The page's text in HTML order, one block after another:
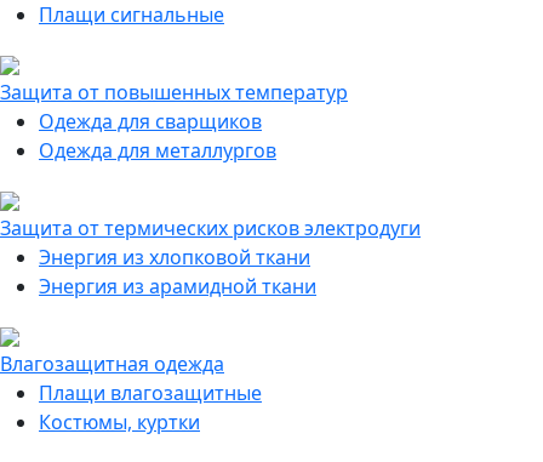
Плащи сигнальные
Защита от повышенных температур
Одежда для сварщиков
Одежда для металлургов
Защита от термических рисков электродуги
Энергия из хлопковой ткани
Энергия из арамидной ткани
Влагозащитная одежда
Плащи влагозащитные
Костюмы, куртки